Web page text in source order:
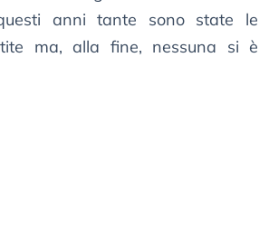
anni tante sono state le
ma, alla fine, nessuna si è